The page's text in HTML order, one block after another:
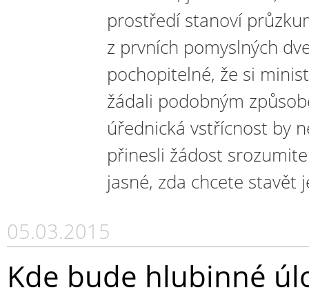
prostředí stanoví
z prvních pomyslných
pochopitelné, že si
žádali podobným
úřednická vstřícnost by
přinesli žádost
jasné, zda chcete stavět
05.03.2015
Kde bude hlubinné